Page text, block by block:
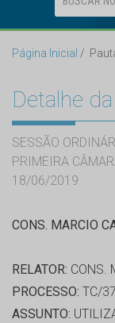
Página Inicial
Detalhe da
SESSÃO
PRIMEIRA
18/06/2019
CONS. MARCIO
RELATOR: CONS.
PROCESSO: TC/
ASSUNTO: